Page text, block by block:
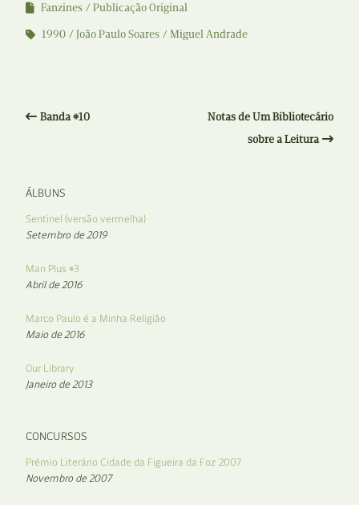
Fanzines
Publicação Original
1990
João Paulo Soares Miguel Andrade
Banda #10
Notas de Um Bibliotecário
sobre a Leitura
ÁLBUNS
Sentinel (versão vermelha)
Setembro de 2019
Man Plus #3
Abril de 2016
Marco Paulo é a Minha Religião
Maio de 2016
Our Library
Janeiro de 2013
CONCURSOS
Prémio Literário Cidade da Figueira da Foz 2007
Novembro de 2007